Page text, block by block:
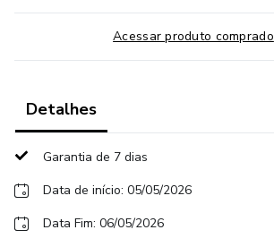
Acessar produto comprado
Detalhes
Garantia de 7 dias
Data de início: 05/05/2026
Data Fim: 06/05/2026